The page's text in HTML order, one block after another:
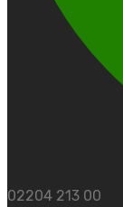
02204 213 00